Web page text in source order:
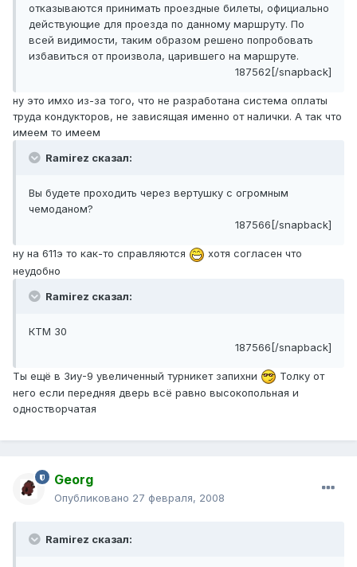
отказываются принимать проездные билеты, официально
действующие для проезда по данному маршруту. По
всей видимости, таким образом решено попробовать
избавиться от произвола, царившего на маршруте.
187562[/snapback]
ну это имхо из-за того, что не разработана система оплаты
труда кондукторов, не зависящая именно от налички. А так что
имеем то имеем
Ramirez сказал:
Вы будете проходить через вертушку с огромным
чемоданом?
187566[/snapback]
ну на 611э то как-то справляются
хотя согласен что
неудобно
Ramirez сказал:
КТМ 30
187566[/snapback]
Ты ещё в Зиу-9 увеличенный турникет запихни
Толку от
него если передняя дверь всё равно высокопольная и
одностворчатая
Georg
Опубликовано 27 февраля, 2008
Ramirez сказал: